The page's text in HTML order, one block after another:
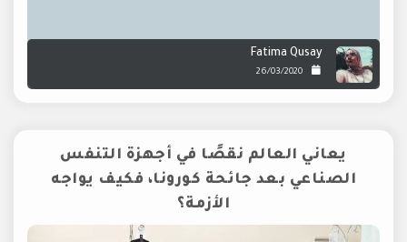
Fatima Qusay
26/03/2020
يعاني العالم نقصًا في أجهزة التنفس
الصناعي بعد جائحة كورونا، فكيف يواجه
الأزمة؟